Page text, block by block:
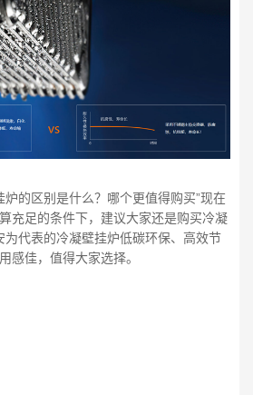
炉的区别是什么？哪个更值得购买”现在
充足的条件下，建议大家还是购买冷凝
为代表的冷凝壁挂炉低碳环保、高效节
感佳，值得大家选择。